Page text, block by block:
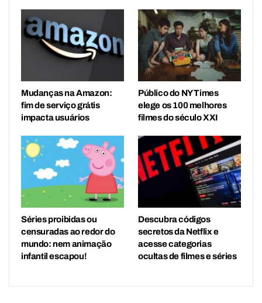
Mudanças na Amazon:
fim de serviço grátis
impacta usuários
Público do NY Times
elege os 100 melhores
filmes do século XXI
Séries proibidas ou
censuradas ao redor do
mundo: nem animação
infantil escapou!
Descubra códigos
secretos da Netflix e
acesse categorias
ocultas de filmes e séries